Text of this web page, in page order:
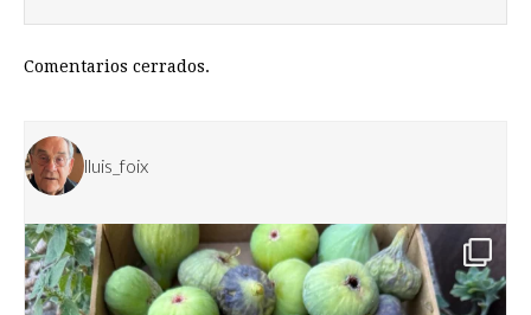
Comentarios cerrados.
lluis_foix